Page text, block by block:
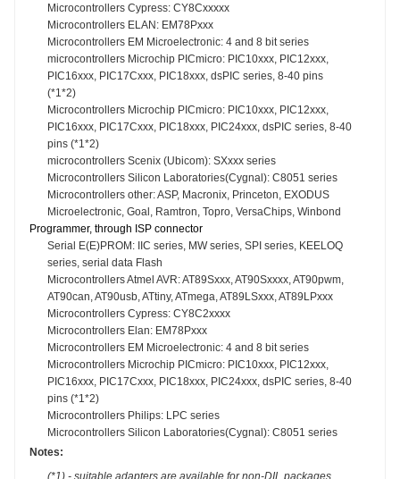
Microcontrollers Cypress: CY8Cxxxxx
Microcontrollers ELAN: EM78Pxxx
Microcontrollers EM Microelectronic: 4 and 8 bit series
microcontrollers Microchip PICmicro: PIC10xxx, PIC12xxx,
PIC16xxx, PIC17Cxxx, PIC18xxx, dsPIC series, 8-40 pins
(*1*2)
Microcontrollers Microchip PICmicro: PIC10xxx, PIC12xxx,
PIC16xxx, PIC17Cxxx, PIC18xxx, PIC24xxx, dsPIC series, 8-40
pins (*1*2)
microcontrollers Scenix (Ubicom): SXxxx series
Microcontrollers Silicon Laboratories(Cygnal): C8051 series
Microcontrollers other: ASP, Macronix, Princeton, EXODUS
Microelectronic, Goal, Ramtron, Topro, VersaChips, Winbond
Programmer, through ISP connector
Serial E(E)PROM: IIC series, MW series, SPI series, KEELOQ
series, serial data Flash
Microcontrollers Atmel AVR: AT89Sxxx, AT90Sxxxx, AT90pwm,
AT90can, AT90usb, ATtiny, ATmega, AT89LSxxx, AT89LPxxx
Microcontrollers Cypress: CY8C2xxxx
Microcontrollers Elan: EM78Pxxx
Microcontrollers EM Microelectronic: 4 and 8 bit series
Microcontrollers Microchip PICmicro: PIC10xxx, PIC12xxx,
PIC16xxx, PIC17Cxxx, PIC18xxx, PIC24xxx, dsPIC series, 8-40
pins (*1*2)
Microcontrollers Philips: LPC series
Microcontrollers Silicon Laboratories(Cygnal): C8051 series
Notes:
(*1) - suitable adapters are available for non-DIL packages